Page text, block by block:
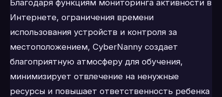
Благодаря функциям мониторинга активности в
Интернете, ограничения времени
использования устройств и контроля за
местоположением, CyberNanny создает
благоприятную атмосферу для обучения,
минимизирует отвлечение на ненужные
ресурсы и повышает ответственность ребенка